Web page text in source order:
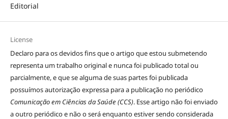
Editorial
License
Declaro para os devidos fins que o artigo que estou submetendo
representa um trabalho original e nunca foi publicado total ou
parcialmente, e que se alguma de suas partes foi publicada
possuímos autorização expressa para a publicação no periódico
Comunicação em Ciências da Saúde (CCS). Esse artigo não foi enviado
a outro periódico e não o será enquanto estiver sendo considerada